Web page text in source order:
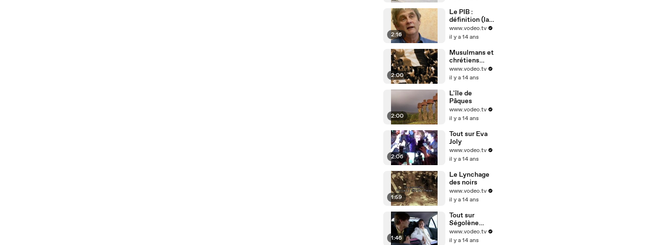
2:16
Le PIB :
définition (la
vraie)
www.vodeo.tv
il y a 14 ans
2:00
Musulmans et
chrétiens
d'Egypte
www.vodeo.tv
il y a 14 ans
2:00
L'île de
Pâques
www.vodeo.tv
il y a 14 ans
2:06
Tout sur Eva
Joly
www.vodeo.tv
il y a 14 ans
1:59
Le Lynchage
des noirs
www.vodeo.tv
il y a 14 ans
1:46
Tout sur
Ségolène
Royal
www.vodeo.tv
il y a 14 ans